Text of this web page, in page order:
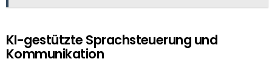
KI-gestützte Sprachsteuerung und
Kommunikation